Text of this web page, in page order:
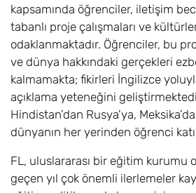
kapsamında öğrenciler, iletişim
tabanlı proje çalışmaları ve
odaklanmaktadır. Öğrenciler, bu
ve dünya hakkındaki gerçekleri
kalmamakta; fikirleri İngilizce
açıklama yeteneğini
Hindistan’dan Rusya’ya,
dünyanın her yerinden öğrenci
FL, uluslararası bir eğitim kurumu
geçen yıl çok önemli ilerlemeler